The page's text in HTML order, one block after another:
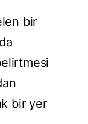
bir
bir yer